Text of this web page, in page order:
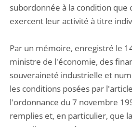
subordonnée à la condition que
exercent leur activité à titre
Par un mémoire, enregistré le
ministre de l'économie, des
souveraineté industrielle et
les conditions posées par
l'ordonnance du 7 novembre
remplies et, en particulier, que